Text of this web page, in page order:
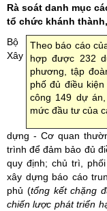
Rà soát danh mục
tổ chức khánh
Theo báo cáo
hợp được 232
phương, tập
phố đủ điều
công 149 dự
mức đầu tư của
Bộ
Xây
dựng - Cơ quan
trình để đảm bảo đủ
quy định; chủ trì,
xây dựng báo cáo
phủ (tổng kết chặng
chiến lược phát triển